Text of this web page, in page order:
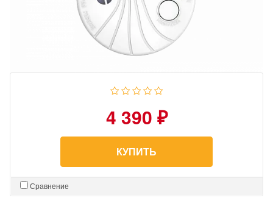
4 390 ₽
КУПИТЬ
Сравнение